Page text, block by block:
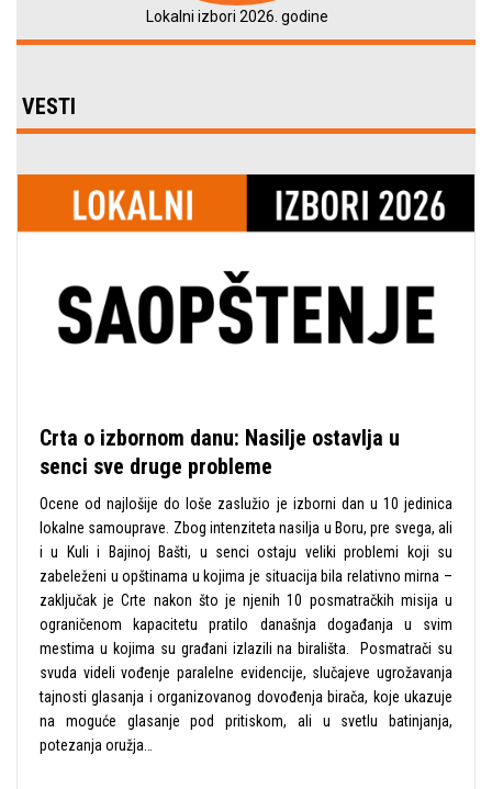
Lokalni izbori 2026. godine
VESTI
Crta o izbornom danu: Nasilje ostavlja u
senci sve druge probleme
Ocene od najlošije do loše zaslužio je izborni dan u 10 jedinica
lokalne samouprave. Zbog intenziteta nasilja u Boru, pre svega, ali
i u Kuli i Bajinoj Bašti, u senci ostaju veliki problemi koji su
zabeleženi u opštinama u kojima je situacija bila relativno mirna –
zaključak je Crte nakon što je njenih 10 posmatračkih misija u
ograničenom kapacitetu pratilo današnja događanja u svim
mestima u kojima su građani izlazili na birališta. Posmatrači su
svuda videli vođenje paralelne evidencije, slučajeve ugrožavanja
tajnosti glasanja i organizovanog dovođenja birača, koje ukazuje
na moguće glasanje pod pritiskom, ali u svetlu batinjanja,
potezanja oružja…